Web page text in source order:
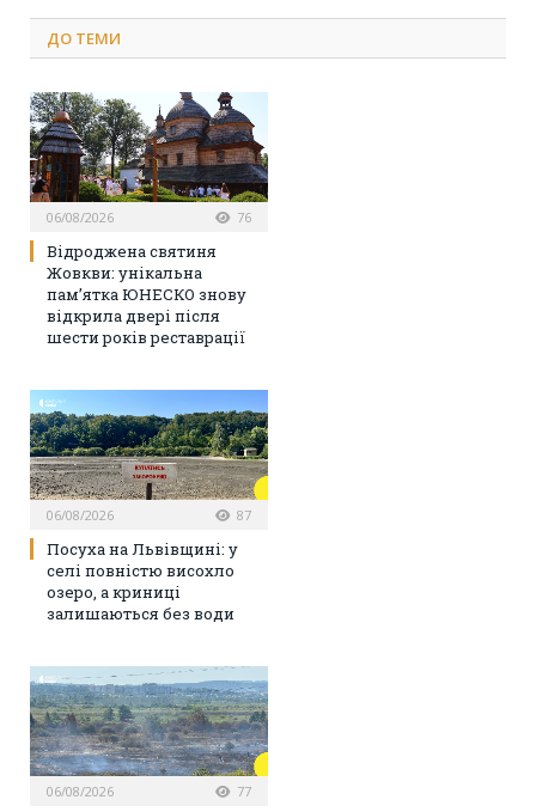
ДО ТЕМИ
06/08/2026 76
Відроджена святиня
Жовкви: унікальна
пам’ятка ЮНЕСКО знову
відкрила двері після
шести років реставрації
06/08/2026 87
Посуха на Львівщині: у
селі повністю висохло
озеро, а криниці
залишаються без води
06/08/2026 77